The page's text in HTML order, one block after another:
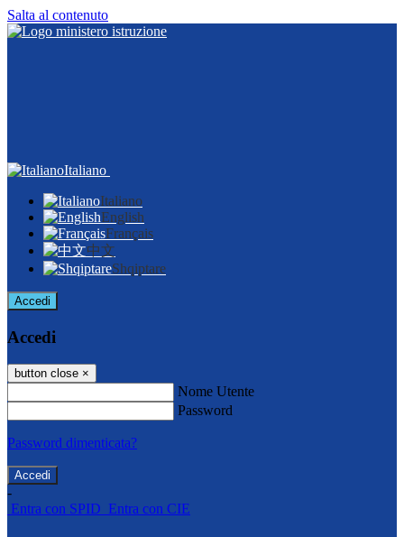
Salta al contenuto
Italiano
Italiano
English
Français
中文
Shqiptare
Accedi
Accedi
button close ×
Nome Utente
Password
Password dimenticata?
-
Entra con SPID Entra con CIE